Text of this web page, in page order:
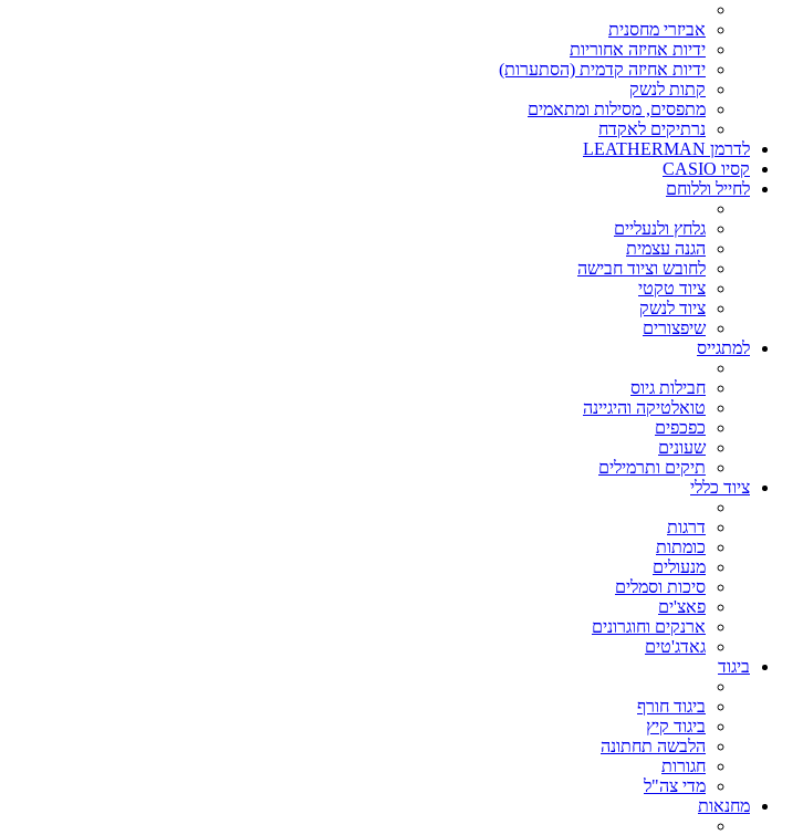
אביזרי מחסנית
ידיות אחיזה אחוריות
ידיות אחיזה קדמית (הסתערות)
קתות לנשק
מתפסים, מסילות ומתאמים
נרתיקים לאקדח
לדרמן LEATHERMAN
קסיו CASIO
לחייל וללוחם
גלחץ ולנעליים
הגנה עצמית
לחובש וציוד חבישה
ציוד טקטי
ציוד לנשק
שיפצורים
למתגייס
חבילות גיוס
טואלטיקה והיגיינה
כפכפים
שעונים
תיקים ותרמילים
ציוד כללי
דרגות
כומתות
מנעולים
סיכות וסמלים
פאצ'ים
ארנקים וחוגרונים
גאדג'טים
ביגוד
ביגוד חורף
ביגוד קיץ
הלבשה תחתונה
חגורות
מדי צה"ל
מחנאות